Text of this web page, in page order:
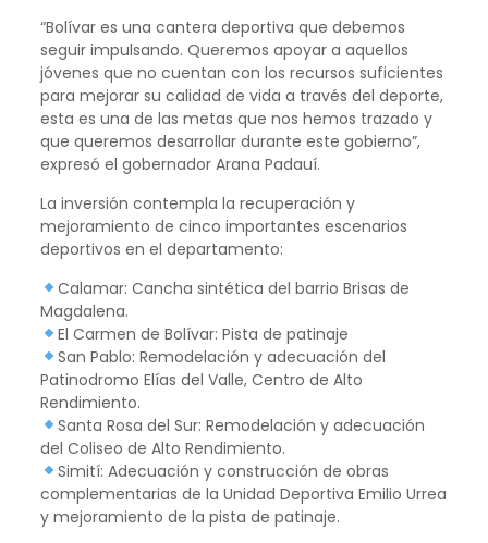
“Bolívar es una cantera deportiva que debemos
seguir impulsando. Queremos apoyar a aquellos
jóvenes que no cuentan con los recursos suficientes
para mejorar su calidad de vida a través del deporte,
esta es una de las metas que nos hemos trazado y
que queremos desarrollar durante este gobierno”,
expresó el gobernador Arana Padauí.
La inversión contempla la recuperación y
mejoramiento de cinco importantes escenarios
deportivos en el departamento:
Calamar: Cancha sintética del barrio Brisas de
Magdalena.
El Carmen de Bolívar: Pista de patinaje
San Pablo: Remodelación y adecuación del
Patinodromo Elías del Valle, Centro de Alto
Rendimiento.
Santa Rosa del Sur: Remodelación y adecuación
del Coliseo de Alto Rendimiento.
Simití: Adecuación y construcción de obras
complementarias de la Unidad Deportiva Emilio Urrea
y mejoramiento de la pista de patinaje.